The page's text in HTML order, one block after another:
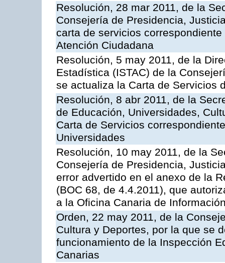
Resolución, 28 mar 2011, de la
Consejería de Presidencia,
carta de servicios
Atención Ciudadana
Resolución, 5 may 2011, de la
Estadística (ISTAC) de la
se actualiza la Carta de Servicios
Resolución, 8 abr 2011, de la
de Educación, Universidades,
Carta de Servicios
Universidades
Resolución, 10 may 2011, de la
Consejería de Presidencia,
error advertido en el anexo de la
(BOC 68, de 4.4.2011), que
a la Oficina Canaria de
Orden, 22 may 2011, de la
Cultura y Deportes, por la que se
funcionamiento de la Inspección
Canarias